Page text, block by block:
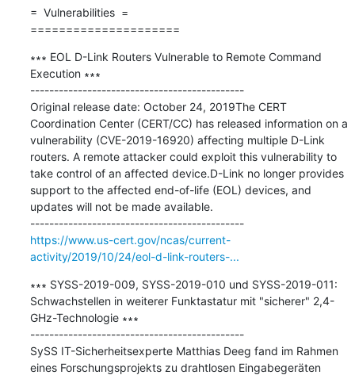
=  Vulnerabilities  =
=====================
∗∗∗ EOL D-Link Routers Vulnerable to Remote Command
Execution ∗∗∗
---------------------------------------------
Original release date: October 24, 2019The CERT
Coordination Center (CERT/CC) has released information on a
vulnerability (CVE-2019-16920) affecting multiple D-Link
routers. A remote attacker could exploit this vulnerability to
take control of an affected device.D-Link no longer provides
support to the affected end-of-life (EOL) devices, and
updates will not be made available.
---------------------------------------------
https://www.us-cert.gov/ncas/current-
activity/2019/10/24/eol-d-link-routers-...
∗∗∗ SYSS-2019-009, SYSS-2019-010 und SYSS-2019-011:
Schwachstellen in weiterer Funktastatur mit "sicherer" 2,4-
GHz-Technologie ∗∗∗
---------------------------------------------
SySS IT-Sicherheitsexperte Matthias Deeg fand im Rahmen
eines Forschungsprojekts zu drahtlosen Eingabegeräten